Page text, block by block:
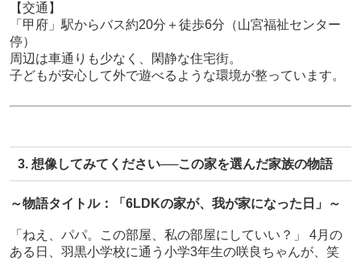
【交通】
「甲府」駅からバス約20分＋徒歩6分（山宮福祉センター
停）
周辺は車通りも少なく、閑静な住宅街。
子どもが安心して外で遊べるような環境が整っています。
3. 想像してみてください──この家を選んだ家族の物語
～物語タイトル：「6LDKの家が、我が家になった日」～
「ねえ、パパ。この部屋、私の部屋にしていい？」 4月の
ある日、羽黒小学校に通う小学3年生の咲良ちゃんが、笑